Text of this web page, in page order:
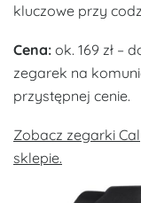
kluczowe przy
Cena: ok. 169 zł –
zegarek na
przystępnej cenie.
Zobacz zegarki
sklepie.